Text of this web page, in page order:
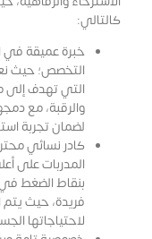
كالتالي:
خبرة عميقة في
التخصص؛ حيث
التي تهدف إلى
والرقبة، مع
لضمان تجربة
كادر نسائي
المدربات على
بنقاط الضغط
فريدة، حيث يتم
لاحتياجاتها